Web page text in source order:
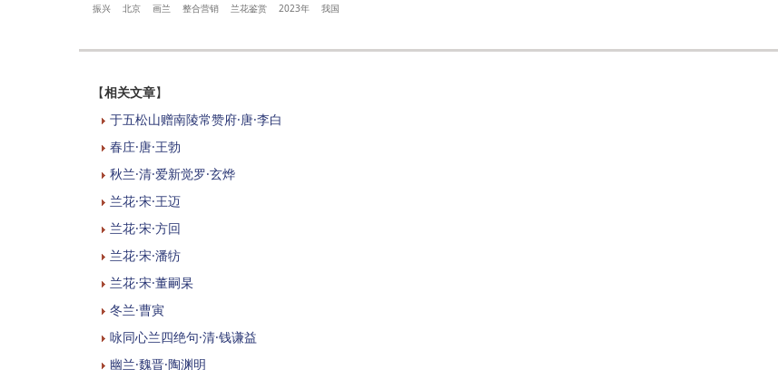
振兴
北京 画兰 整合营销 兰花鉴赏 2023年 我国
【相关文章】
于五松山赠南陵常赞府·唐·李白
春庄·唐·王勃
秋兰·清·爱新觉罗·玄烨
兰花·宋·王迈
兰花·宋·方回
兰花·宋·潘牥
兰花·宋·董嗣杲
冬兰·曹寅
咏同心兰四绝句·清·钱谦益
幽兰·魏晋·陶渊明